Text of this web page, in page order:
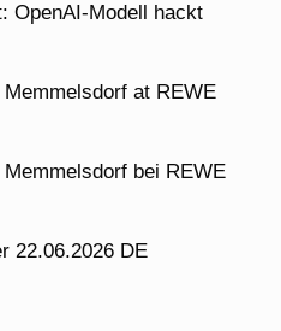
OpenAI-Modell hackt
at REWE
bei REWE
22.06.2026 DE